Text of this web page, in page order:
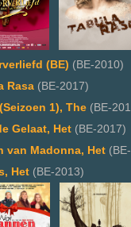
(BE) (BE-2010)
Rasa (BE-2017)
1), The (BE-
Gelaat, Het (BE-2017)
van Madonna, Het
Het (BE-2013)